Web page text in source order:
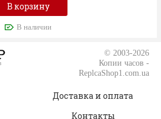
В корзину
В наличии
© 2003-2026
Копии часов -
ReplcaShop1.com.ua
Доставка и оплата
Контакты